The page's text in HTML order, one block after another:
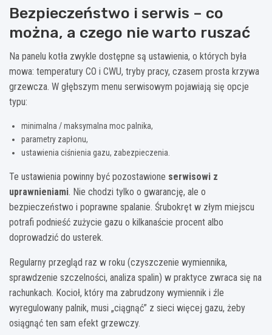
Bezpieczeństwo i serwis – co
można, a czego nie warto ruszać
Na panelu kotła zwykle dostępne są ustawienia, o których była
mowa: temperatury CO i CWU, tryby pracy, czasem prosta krzywa
grzewcza. W głębszym menu serwisowym pojawiają się opcje
typu:
minimalna / maksymalna moc palnika,
parametry zapłonu,
ustawienia ciśnienia gazu, zabezpieczenia.
Te ustawienia powinny być pozostawione serwisowi z
uprawnieniami. Nie chodzi tylko o gwarancję, ale o
bezpieczeństwo i poprawne spalanie. Śrubokręt w złym miejscu
potrafi podnieść zużycie gazu o kilkanaście procent albo
doprowadzić do usterek.
Regularny przegląd raz w roku (czyszczenie wymiennika,
sprawdzenie szczelności, analiza spalin) w praktyce zwraca się na
rachunkach. Kocioł, który ma zabrudzony wymiennik i źle
wyregulowany palnik, musi „ciągnąć” z sieci więcej gazu, żeby
osiągnąć ten sam efekt grzewczy.